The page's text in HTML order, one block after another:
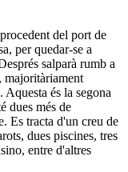
del port de
per quedar-se a
salparà rumb a
majoritàriament
és la segona
dues més de
Es tracta d'un creu de
dues piscines, tres
entre d'altres